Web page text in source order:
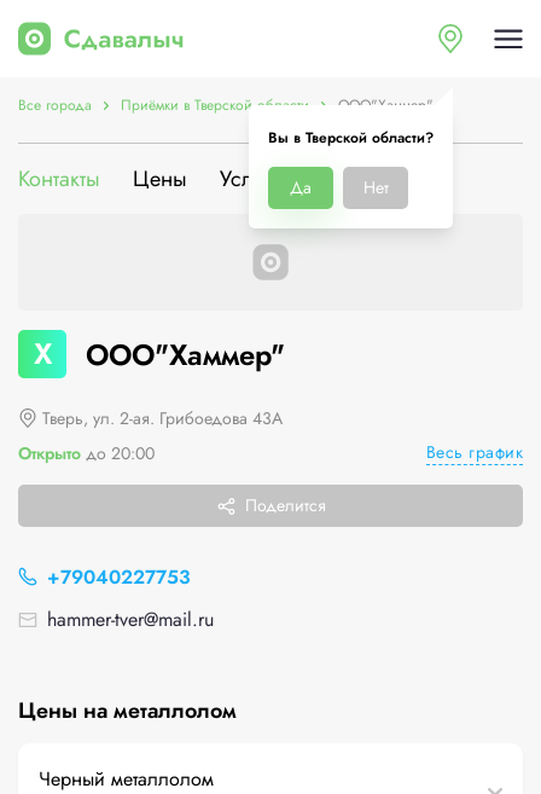
Вы в Тверской области?
Да Нет
Все города Приёмки в Тверской области ООО"Хаммер"
Контакты Цены Услуги О компании
Х ООО"Хаммер"
Тверь, ул. 2-ая. Грибоедова 43А
Открыто до 20:00 Весь график
Поделится
+79040227753
hammer-tver@mail.ru
Цены на металлолом
Черный металлолом